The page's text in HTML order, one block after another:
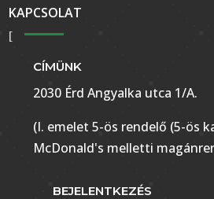
KAPCSOLAT
CÍMÜNK
2030 Érd Angyalka utca 1/A.
(I. emelet 5-ös rendelő (5-ös
McDonald's melletti
BEJELENTKEZÉS